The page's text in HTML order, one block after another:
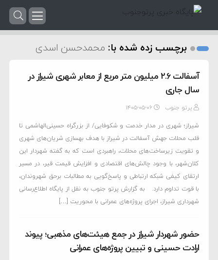
برچسب زده شده با: محمدحسن اسدی
آسفالت ۲.۶ میلیون متر مربع از معابر شهری شیراز در
سال جاری
پرتو جنوب ۱۴۰۵-۰۵-۰۶
شیراز؛ شهری در مدار خدمت و شکوفایی/ از بزرگراه حسینی‌الهاشمی تا
قلب محلات جهش آسفالت در شیراز با هدف بهسازی شریان‌های شهری
و تقویت زیرساخت‌های محلات، راهبردی است که به گفته شهردار این
کلان‌شهر، با وجود چالش‌های اقتصادی و افزایش قیمت قیر، در مسیر
ارتقای کیفی شبکه ارتباطی و پاسخ‌گویی به مطالبات برحق شهروندان،
با قوت تداوم دارد. به گزارش پرتو جنوب به نقل از پایگاه اطلاع‌رسانی
شهرداری شیراز، اجرای پروژه‌های عمرانی با محوریت […]
حضور شهردار شیراز در جمع هیئت‌های مذهبی؛ پیوند
ارادت حسینی و تبیین پروژه‌های عمرانی